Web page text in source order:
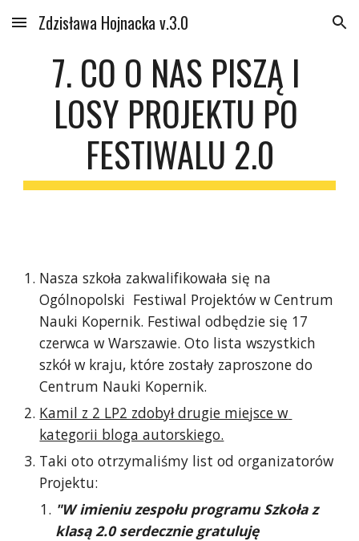
Skip to main content Skip to navigation
Zdzisława Hojnacka v.3.0
7. CO O NAS PISZĄ I
LOSY PROJEKTU PO
FESTIWALU 2.0
Nasza szkoła zakwalifikowała się na
Ogólnopolski  Festiwal Projektów w Centrum
Nauki Kopernik. Festiwal odbędzie się 17
czerwca w Warszawie. Oto lista wszystkich
szkół w kraju, które zostały zaproszone do
Centrum Nauki Kopernik.
Kamil z 2 LP2 zdobył drugie miejsce w
kategorii bloga autorskiego.
Taki oto otrzymaliśmy list od organizatorów
Projektu:
"W imieniu zespołu programu Szkoła z
klasą 2.0 serdecznie gratuluję